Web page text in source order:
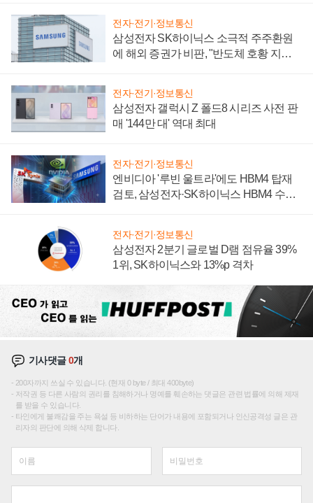
전자·전기·정보통신
삼성전자 SK하이닉스 소극적 주주환원
에 해외 증권가 비판, "반도체 호황 지속
전자·전기·정보통신
삼성전자 갤럭시 Z 폴드8 시리즈 사전 판
매 '144만 대' 역대 최대
전자·전기·정보통신
엔비디아 '루빈 울트라'에도 HBM4 탑재
검토, 삼성전자·SK하이닉스 HBM4 수율
전자·전기·정보통신
삼성전자 2분기 글로벌 D램 점유율 39%
1위, SK하이닉스와 13%p 격차
기사댓글0개
200자까지 쓰실 수 있습니다. (현재 0 byte / 최대 400byte)
저작권 등 다른 사람의 권리를 침해하거나 명예를 훼손하는 댓글은 관련 법률에 의해 제재
를 받을 수 있습니다.
타인에게 불쾌감을 주는 욕설 등 비하하는 단어가 내용에 포함되거나 인신공격성 글은 관
리자의 판단에 의해 삭제 합니다.